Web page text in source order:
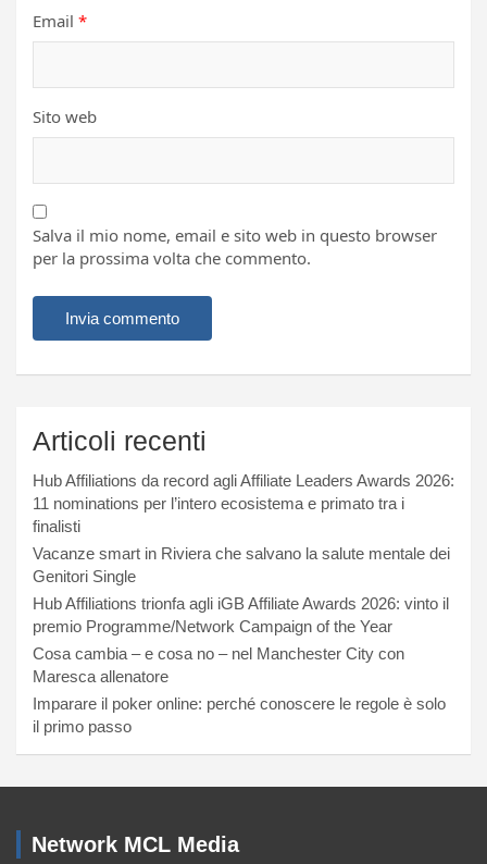
Email *
Sito web
Salva il mio nome, email e sito web in questo browser
per la prossima volta che commento.
Articoli recenti
Hub Affiliations da record agli Affiliate Leaders Awards 2026:
11 nominations per l’intero ecosistema e primato tra i
finalisti
Vacanze smart in Riviera che salvano la salute mentale dei
Genitori Single
Hub Affiliations trionfa agli iGB Affiliate Awards 2026: vinto il
premio Programme/Network Campaign of the Year
Cosa cambia – e cosa no – nel Manchester City con
Maresca allenatore
Imparare il poker online: perché conoscere le regole è solo
il primo passo
Network MCL Media